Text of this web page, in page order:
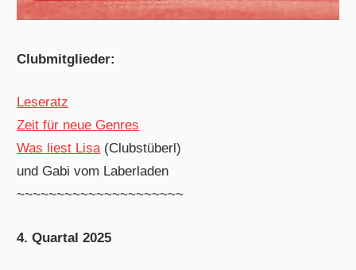
Clubmitglieder:
Leseratz
Zeit für neue Genres
Was liest Lisa(Clubstüberl)
und Gabi vom Laberladen
~~~~~~~~~~~~~~~~~~~~~
4. Quartal 2025